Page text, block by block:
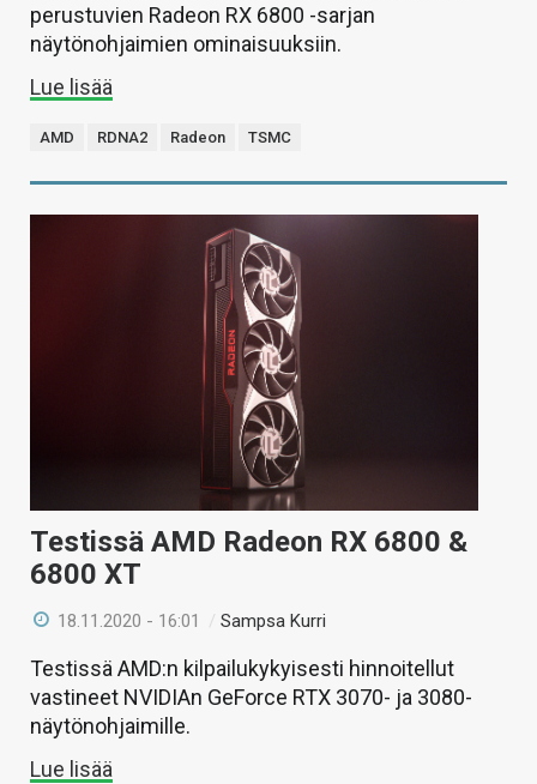
perustuvien Radeon RX 6800 -sarjan
näytönohjaimien ominaisuuksiin.
Lue lisää
AMD RDNA2 Radeon TSMC
Testissä AMD Radeon RX 6800 &
6800 XT
18.11.2020 - 16:01 /Sampsa Kurri
Testissä AMD:n kilpailukykyisesti hinnoitellut
vastineet NVIDIAn GeForce RTX 3070- ja 3080-
näytönohjaimille.
Lue lisää